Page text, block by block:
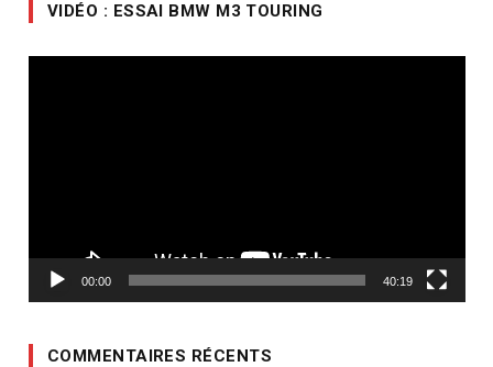
VIDÉO : ESSAI BMW M3 TOURING
00:00 40:19
COMMENTAIRES RÉCENTS